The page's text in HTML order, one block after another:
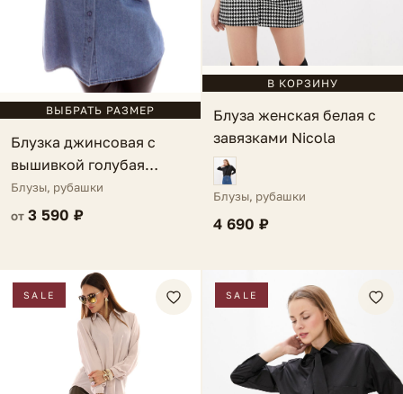
ВЫБРАТЬ РАЗМЕР
Блузка джинсовая с
вышивкой голубая
Grasse
Блузы, рубашки
от 3 590 ₽
В КОРЗИНУ
Блуза женская белая с
завязками Nicola
Блузы, рубашки
4 690 ₽
SALE SALE